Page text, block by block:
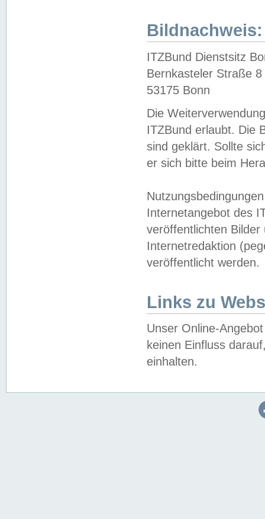
Bildnachweis:
ITZBund Dienstsitz
Bernkasteler Straße 8
53175 Bonn
Die
ITZBund erlaubt. Die
sind geklärt. Sollte
er sich bitte beim
Internetangebot des
veröffentlichten
Internetredaktion
veröffentlicht werden.
Links zu
Unser Online-
keinen Einfluss
einhalten.